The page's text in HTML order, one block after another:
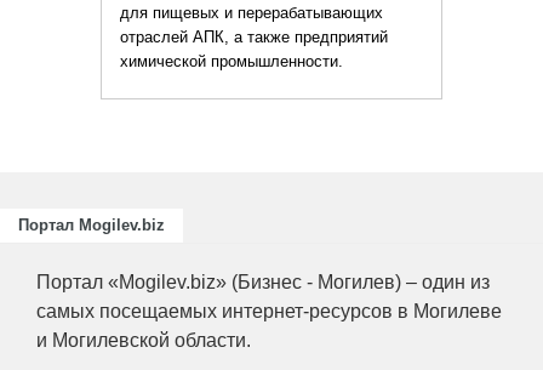
Портал Mogilev.biz
Портал «Mogilev.biz» (Бизнес - Могилев) – один из
самых посещаемых интернет-ресурсов в Могилеве
и Могилевской области.